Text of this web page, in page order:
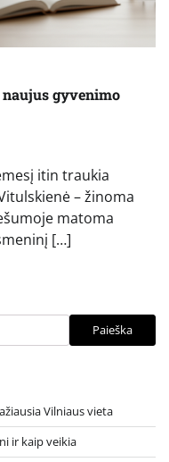
gyvenimo
itin traukia
– žinoma
matoma
[…]
Paieška
Vilniaus vieta
ir kaip veikia